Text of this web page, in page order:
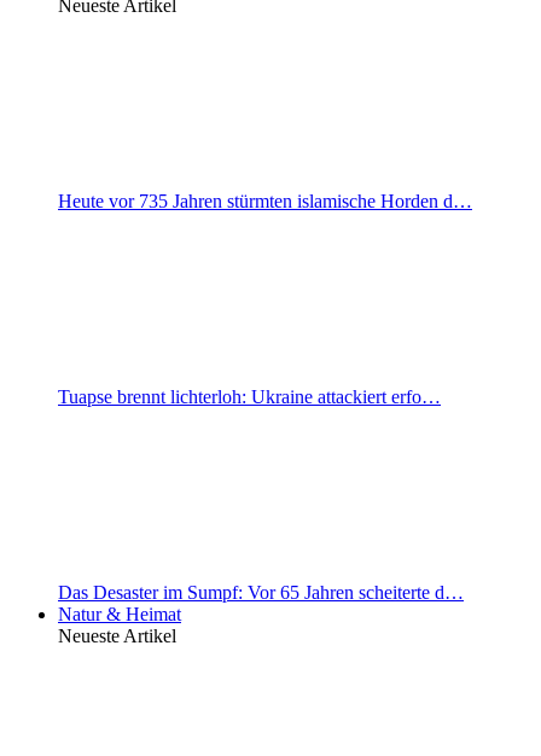
Neueste Artikel
Heute vor 735 Jahren stürmten islamische Horden d…
Tuapse brennt lichterloh: Ukraine attackiert erfo…
Das Desaster im Sumpf: Vor 65 Jahren scheiterte d…
Natur & Heimat
Neueste Artikel